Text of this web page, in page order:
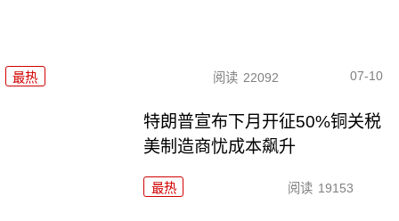
最热 阅读 22092 07-10
特朗普宣布下月开征50%铜关税
美制造商忧成本飙升
最热 阅读 19153